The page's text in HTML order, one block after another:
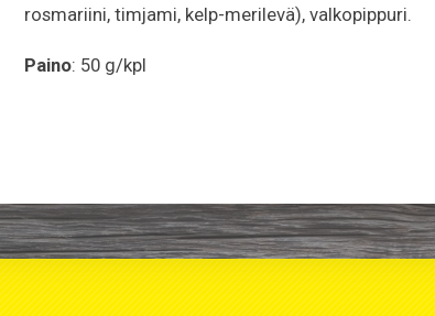
rosmariini, timjami, kelp-merilevä), valkopippuri.
Paino: 50 g/kpl